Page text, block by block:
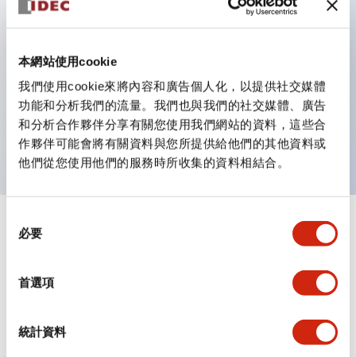
本網站使用cookie
我們使用cookie來將內容和廣告個人化，以提供社交媒體
功能和分析我們的流量。我們也與我們的社交媒體、廣告
和分析合作夥伴分享有關您使用我們網站的資料，這些合
作夥伴可能會將有關資料與您所提供給他們的其他資料或
他們從您使用他們的服務時所收集的資料相結合。
必要
首選項
統計資料
支援分離型／單板式
優秀的防水性能。保護結構IP65
按鈕開關、選擇開關、帶鎖選擇開關最多3c接點。
邊框顏色有黑色與金屬色兩種。
LED照明帶來明亮且清晰的照明面
規格 顯示全部 +